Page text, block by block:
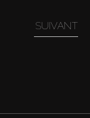
SUIVANT